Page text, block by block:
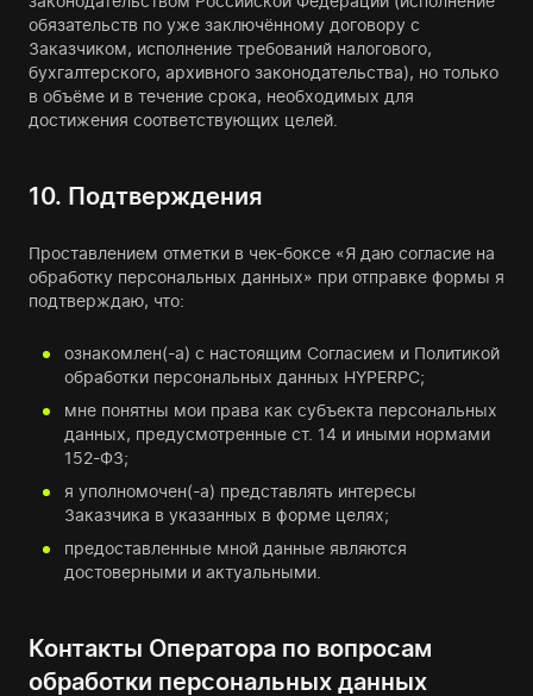
обязательств по уже заключённому договору с
Заказчиком, исполнение требований налогового,
бухгалтерского, архивного законодательства), но только
в объёме и в течение срока, необходимых для
достижения соответствующих целей.
10. Подтверждения
Проставлением отметки в чек-боксе «Я даю согласие на
обработку персональных данных» при отправке формы я
подтверждаю, что:
ознакомлен(-а) с настоящим Согласием и Политикой
обработки персональных данных HYPERPC;
мне понятны мои права как субъекта персональных
данных, предусмотренные ст. 14 и иными нормами
152-ФЗ;
я уполномочен(-а) представлять интересы
Заказчика в указанных в форме целях;
предоставленные мной данные являются
достоверными и актуальными.
Контакты Оператора по вопросам
обработки персональных данных